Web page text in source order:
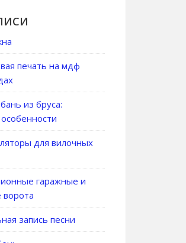
печать на мдф
из бруса:
для вилочных
гаражные и
запись песни